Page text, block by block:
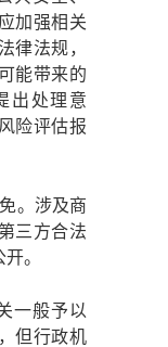
加强相关
律法规，
能带来的
出处理意
险评估报
。涉及商
三方合法
。
一般予以
但行政机